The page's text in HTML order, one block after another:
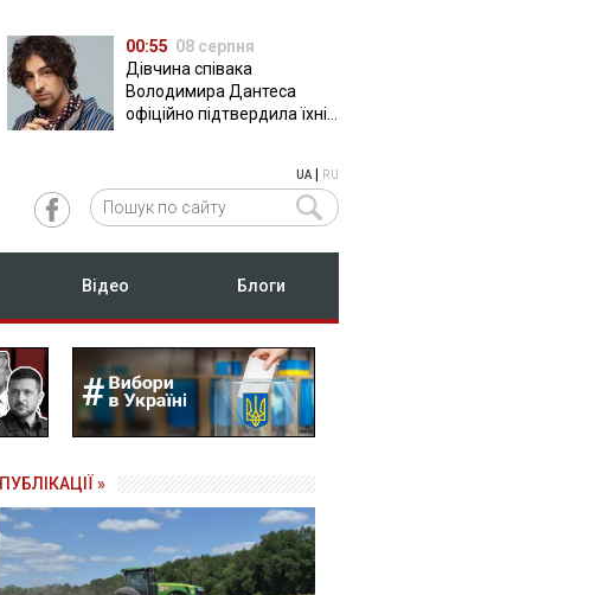
00:55 08 серпня
Дівчина співака
Володимира Дантеса
офіційно підтвердила їхні
UA| RU
Відео Блоги
ПУБЛІКАЦІЇ »